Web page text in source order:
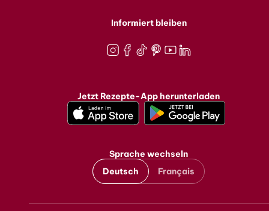
Informiert bleiben
Jetzt Rezepte-App herunterladen
Sprache wechseln
Deutsch
Français